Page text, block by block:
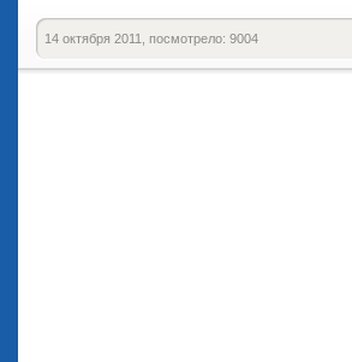
14 октября 2011, посмотрело: 9004